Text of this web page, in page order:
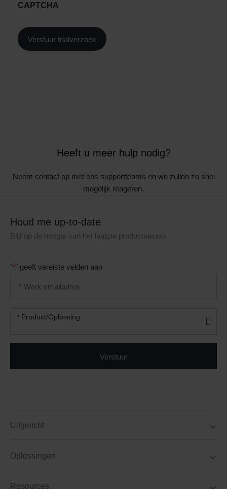
CAPTCHA
Heeft u meer hulp nodig?
Neem contact op met ons supportteams en we zullen zo snel
mogelijk reageren.
Houd me up-to-date
Blijf op de hoogte van het laatste productnieuws
"*" geeft vereiste velden aan
address
Product/oplossing
* Product/Oplossing
Uitgelicht
Oplossingen
Resources